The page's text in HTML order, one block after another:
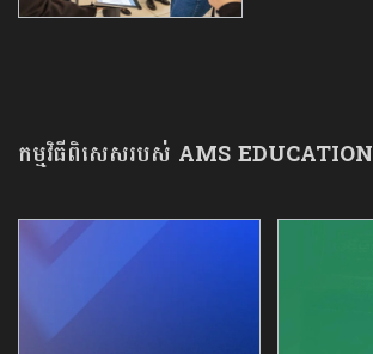
កម្មវិធីពិសេសរបស់ AMS EDUCATION